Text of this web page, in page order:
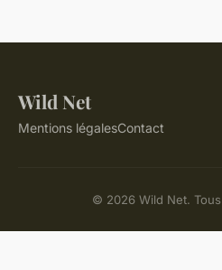
Wild Net
Mentions légalesContact
© 2026 Wild Net.